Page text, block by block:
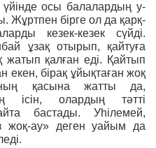
осы балалардың у-
Жұртпен бірге ол да қарқ-
кезек-кезек сүйді.
ұзақ отырып, қайтуға
қалған еді. Қайтып
екен, бірақ ұйықтаған жоқ
қасына жатты да,
ісін, олардың тәтті
бастады. Уһілемей,
жоқ-ау» деген уайым да